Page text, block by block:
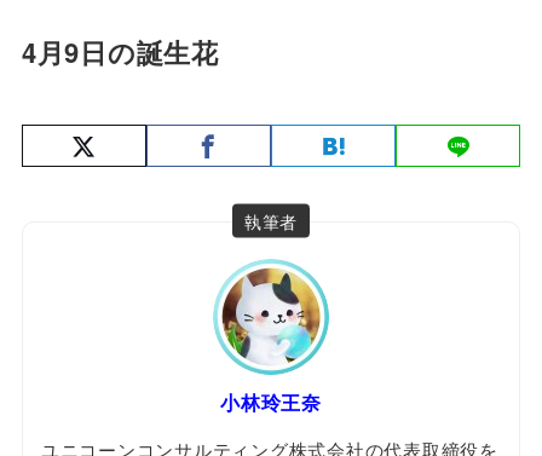
4月9日の誕生花
執筆者
小林玲王奈
ユニコーンコンサルティング株式会社の代表取締役を